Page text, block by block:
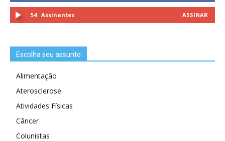
54 Assinantes ASSINAR
Escolha seu assunto
Alimentação
Aterosclerose
Atividades Físicas
Câncer
Colunistas